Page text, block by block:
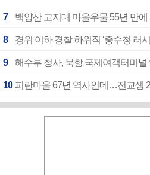
7 백양산 고지대 마을우물 55년 만에
8 경위 이하 경찰 하위직 ‘중수청 러
9 해수부 청사, 북항 국제여객터미널
10 피란마을 67년 역사인데…전교생